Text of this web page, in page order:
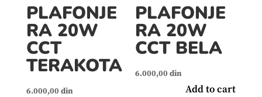
PLAFONJE
RA 20W
CCT
TERAKOTA
6.000,00 din
PLAFONJE
RA 20W
CCT BELA
6.000,00 din
Add to cart